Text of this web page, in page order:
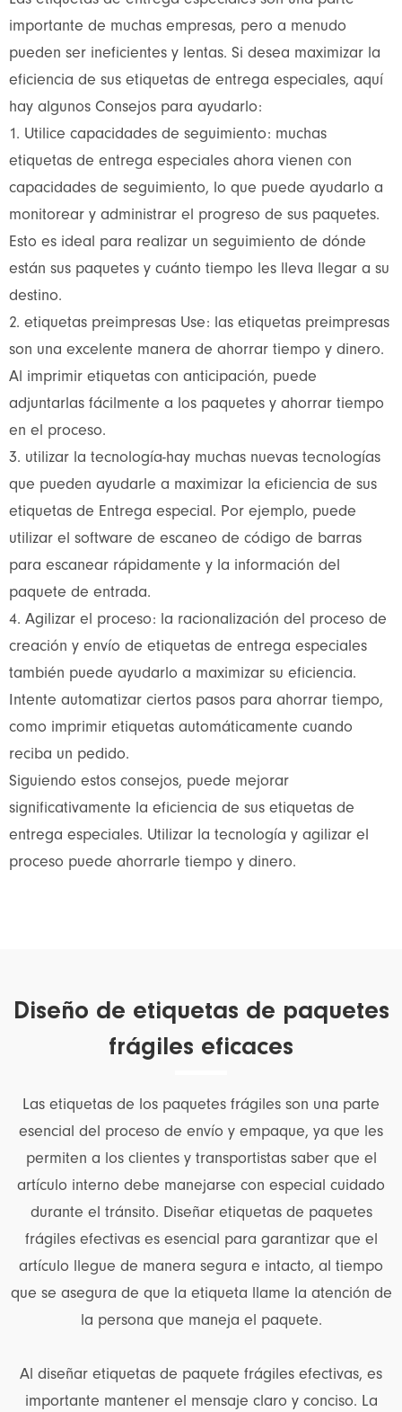
importante de muchas empresas, pero a menudo
pueden ser ineficientes y lentas. Si desea maximizar la
eficiencia de sus etiquetas de entrega especiales, aquí
hay algunos Consejos para ayudarlo:
1. Utilice capacidades de seguimiento: muchas
etiquetas de entrega especiales ahora vienen con
capacidades de seguimiento, lo que puede ayudarlo a
monitorear y administrar el progreso de sus paquetes.
Esto es ideal para realizar un seguimiento de dónde
están sus paquetes y cuánto tiempo les lleva llegar a su
destino.
2. etiquetas preimpresas Use: las etiquetas preimpresas
son una excelente manera de ahorrar tiempo y dinero.
Al imprimir etiquetas con anticipación, puede
adjuntarlas fácilmente a los paquetes y ahorrar tiempo
en el proceso.
3. utilizar la tecnología-hay muchas nuevas tecnologías
que pueden ayudarle a maximizar la eficiencia de sus
etiquetas de Entrega especial. Por ejemplo, puede
utilizar el software de escaneo de código de barras
para escanear rápidamente y la información del
paquete de entrada.
4. Agilizar el proceso: la racionalización del proceso de
creación y envío de etiquetas de entrega especiales
también puede ayudarlo a maximizar su eficiencia.
Intente automatizar ciertos pasos para ahorrar tiempo,
como imprimir etiquetas automáticamente cuando
reciba un pedido.
Siguiendo estos consejos, puede mejorar
significativamente la eficiencia de sus etiquetas de
entrega especiales. Utilizar la tecnología y agilizar el
proceso puede ahorrarle tiempo y dinero.
Diseño de etiquetas de paquetes
frágiles eficaces
Las etiquetas de los paquetes frágiles son una parte
esencial del proceso de envío y empaque, ya que les
permiten a los clientes y transportistas saber que el
artículo interno debe manejarse con especial cuidado
durante el tránsito. Diseñar etiquetas de paquetes
frágiles efectivas es esencial para garantizar que el
artículo llegue de manera segura e intacto, al tiempo
que se asegura de que la etiqueta llame la atención de
la persona que maneja el paquete.
Al diseñar etiquetas de paquete frágiles efectivas, es
importante mantener el mensaje claro y conciso. La